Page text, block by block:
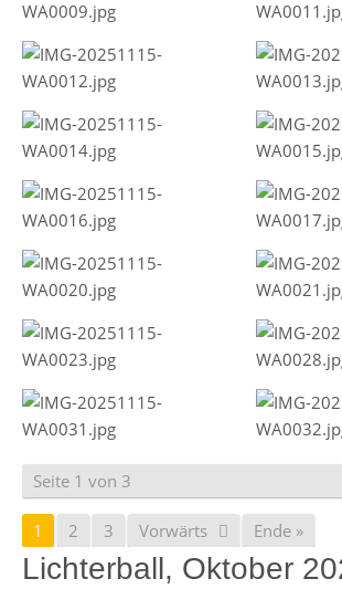
Seite 1 von 3
1 2 3 Vorwärts Ende »
Lichterball, Oktober